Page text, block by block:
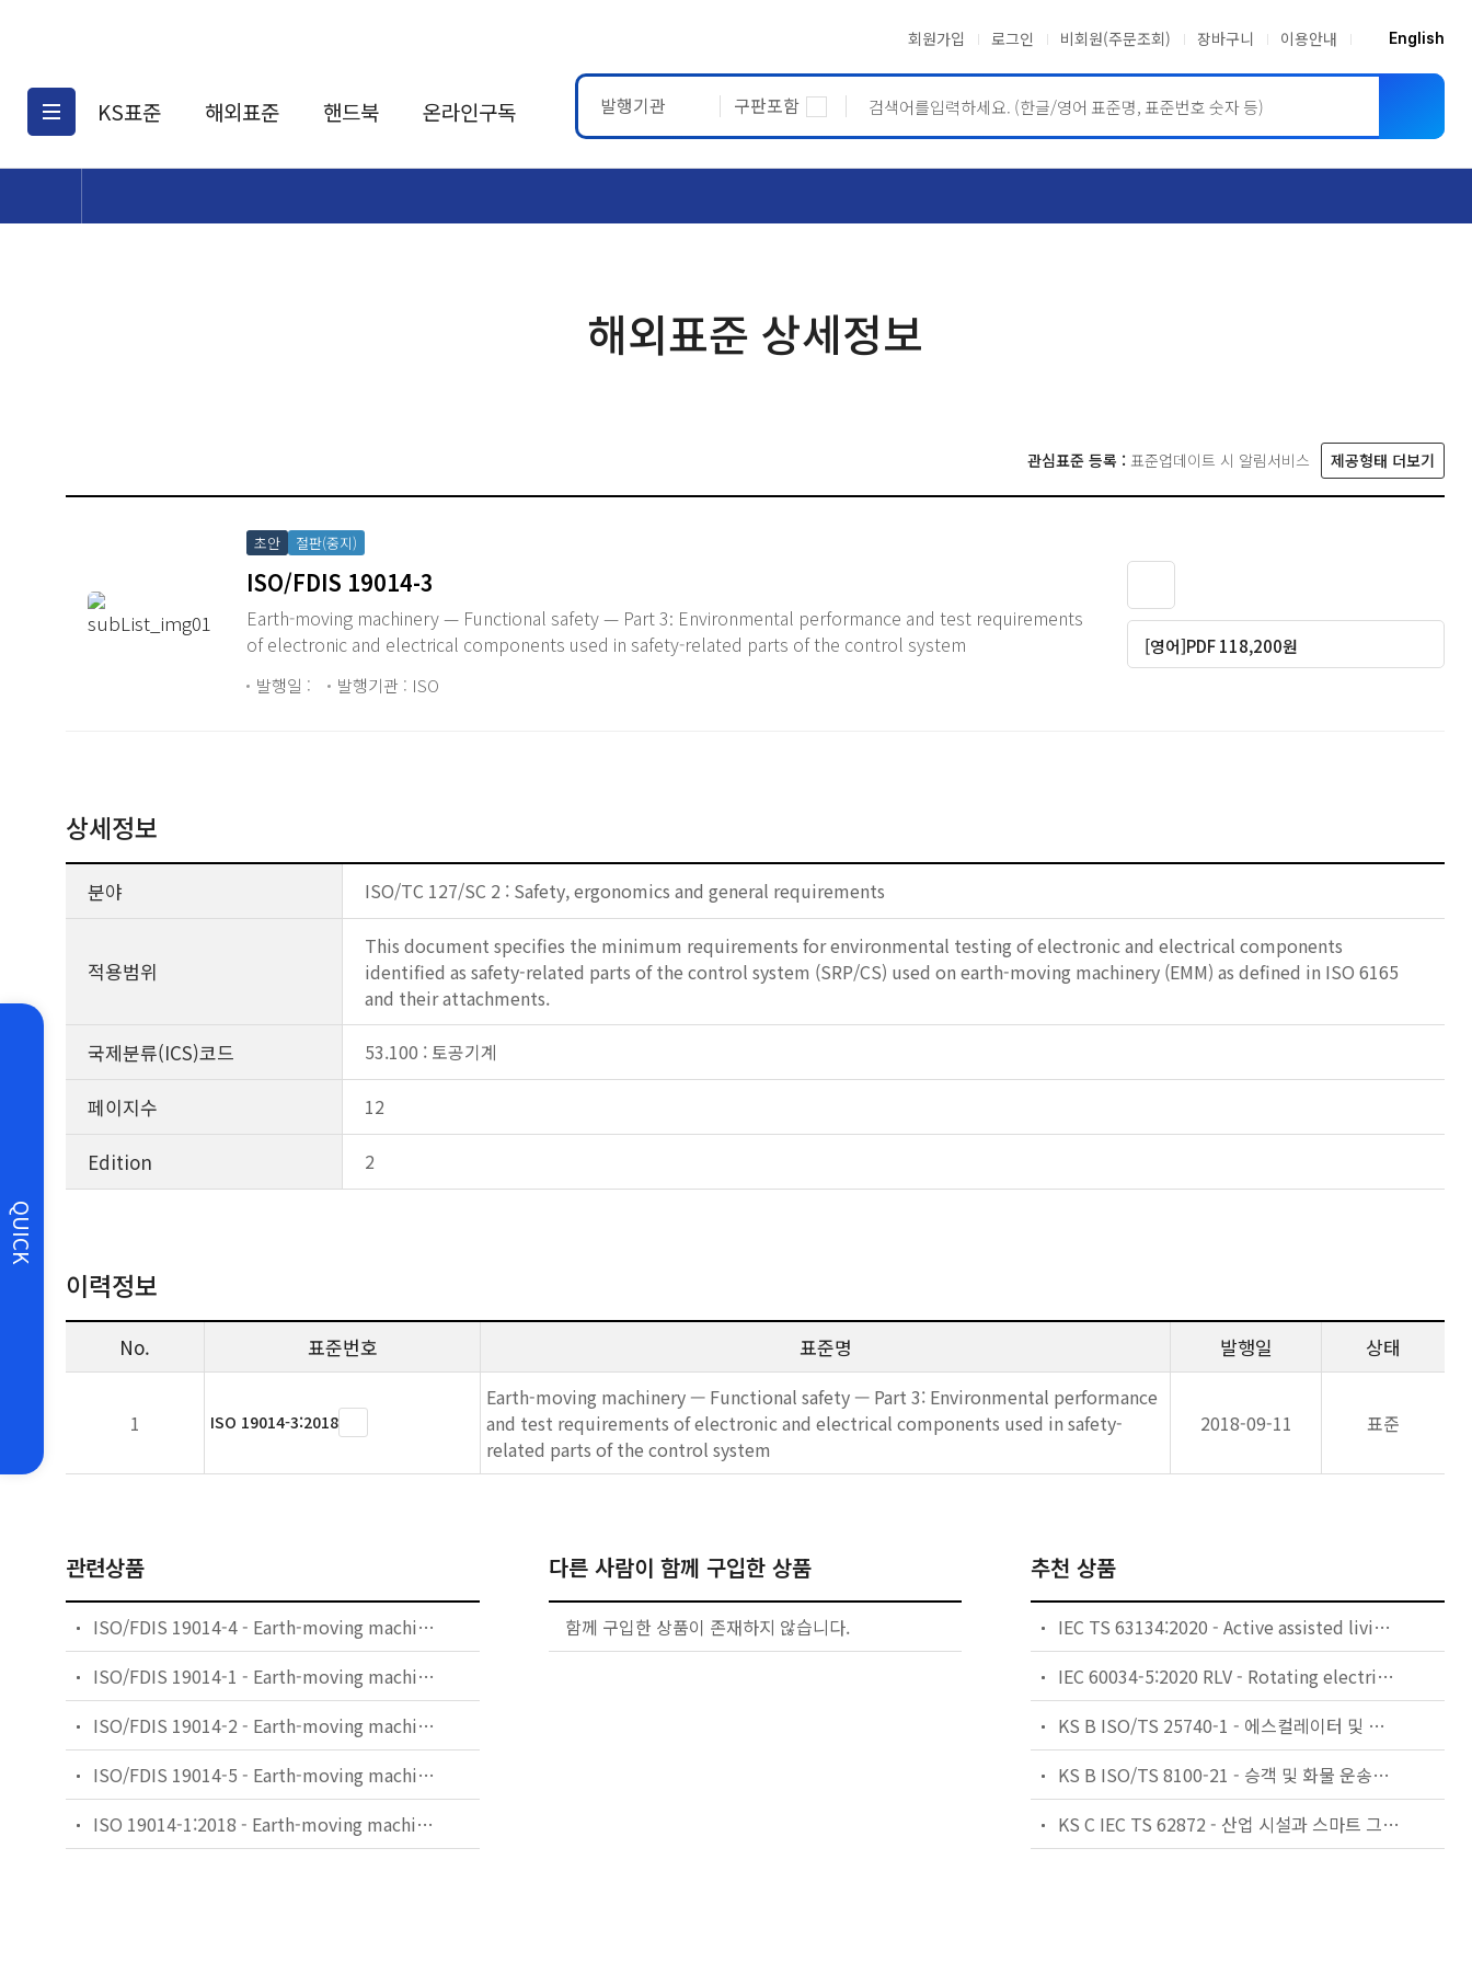
회원가입 로그인 비회원(주문조회) 장바구니 이용안내 English
KS표준 해외표준 핸드북 온라인구독 발행기관 구판포함
QUICK
해외표준 상세정보
관심표준 등록 : 표준업데이트 시 알림서비스 제공형태 더보기
초안 절판(중지)
ISO/FDIS 19014-3
Earth-moving machinery — Functional safety — Part 3: Environmental performance and test requirements
of electronic and electrical components used in safety-related parts of the control system
발행일 : 발행기관 : ISO
[영어]PDF 118,200원
상세정보
분야 ISO/TC 127/SC 2 : Safety, ergonomics and general requirements
적용범위
This document specifies the minimum requirements for environmental testing of electronic and electrical components
identified as safety-related parts of the control system (SRP/CS) used on earth-moving machinery (EMM) as defined in ISO 6165
and their attachments.
국제분류(ICS)코드 53.100 : 토공기계
페이지수 12
Edition 2
이력정보
No. 표준번호 표준명 발행일 상태
1 ISO 19014-3:2018
Earth-moving machinery — Functional safety — Part 3: Environmental performance
and test requirements of electronic and electrical components used in safety-
related parts of the control system
2018-09-11 표준
관련상품
ISO/FDIS 19014-4 - Earth-moving machinery — Functional safety — Part 4: Design and evaluation of software and data transmission for safety-related parts of the control system
ISO/FDIS 19014-1 - Earth-moving machinery — Functional safety — Part 1: Methodology to determine safety-related parts of the control system and performance requirements
ISO/FDIS 19014-2 - Earth-moving machinery — Functional safety — Part 2: Design and evaluation of hardware and architecture requirements for safety-related parts of the control system
ISO/FDIS 19014-5 - Earth-moving machinery — Functional safety — Part 5: Tables of performance levels
ISO 19014-1:2018 - Earth-moving machinery — Functional safety — Part 1: Methodology to determine safety-related parts of the control system and performance requirements
다른 사람이 함께 구입한 상품
함께 구입한 상품이 존재하지 않습니다.
추천 상품
IEC TS 63134:2020 - Active assisted living (AAL) use cases
IEC 60034-5:2020 RLV - Rotating electrical machines - Part 5: Degrees of protection provided by the integral design of rotating electrical machines (IP code) - Classification
KS B ISO/TS 25740-1 - 에스컬레이터 및 무빙워크에 대한 안전요건 — 제1부: 세계공통 필수 안전요건(GESRs)
KS B ISO/TS 8100-21 - 승객 및 화물 운송용 엘리베이터 —제21부: 세계공통 필수안전요건(GESRs)을 충족하는 세계공통 안전 파라미터(GSPs)
KS C IEC TS 62872 - 산업 시설과 스마트 그리드 사이의 산업 공정 측정, 제어 및 자동화 시스템 인터페이스